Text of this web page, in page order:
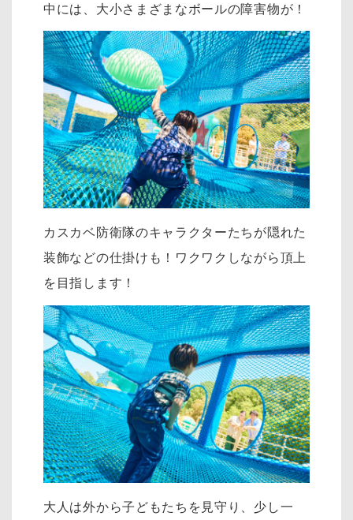
中には、大小さまざまなボールの障害物が！
カスカベ防衛隊のキャラクターたちが隠れた
装飾などの仕掛けも！ワクワクしながら頂上
を目指します！
大人は外から子どもたちを見守り、少し一